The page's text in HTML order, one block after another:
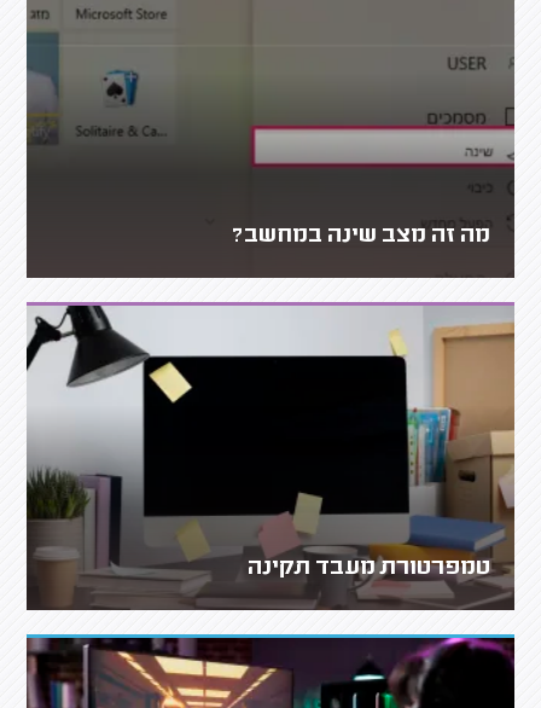
מה זה מצב שינה במחשב?
טמפרטורת מעבד תקינה